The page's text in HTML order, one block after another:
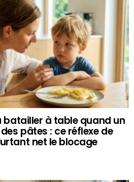
batailler à table quand un
pâtes : ce réflexe de
net le blocage